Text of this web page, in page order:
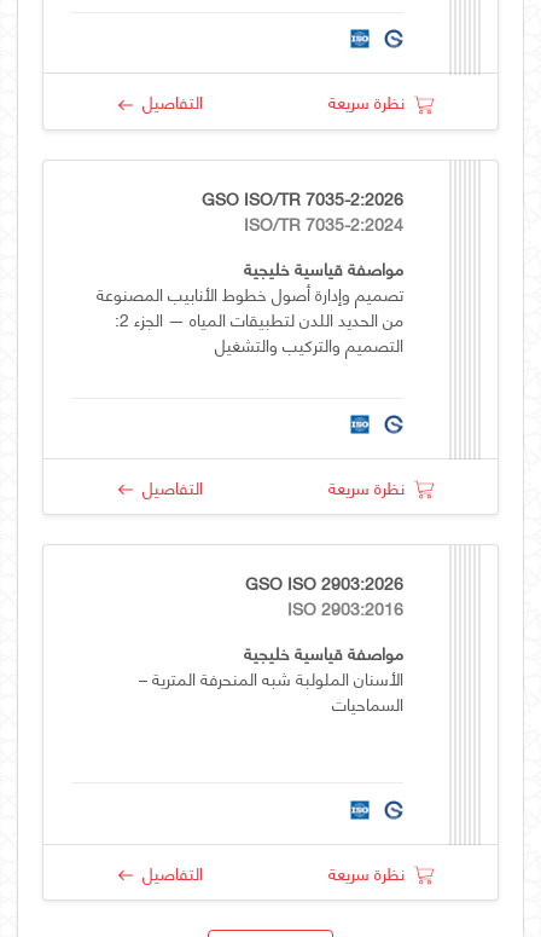
نظرة سريعة التفاصيل
GSO ISO/TR 7035-2:2026
ISO/TR 7035-2:2024
مواصفة قياسية خليجية
تصميم وإدارة أصول خطوط الأنابيب المصنوعة
من الحديد اللدن لتطبيقات المياه — الجزء 2:
التصميم والتركيب والتشغيل
نظرة سريعة التفاصيل
GSO ISO 2903:2026
ISO 2903:2016
مواصفة قياسية خليجية
الأسنان الملولبة شبه المنحرفة المترية –
السماحيات
نظرة سريعة التفاصيل